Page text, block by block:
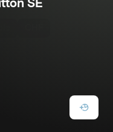
SE